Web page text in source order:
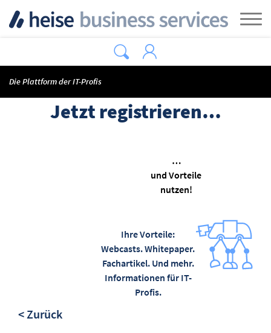
Die Plattform der IT-Profis
Jetzt registrieren…
…
und Vorteile
nutzen!
Ihre Vorteile:
Webcasts. Whitepaper.
Fachartikel. Und mehr.
Informationen für IT-
Profis.
< Zurück